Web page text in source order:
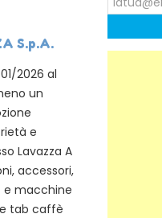
S.p.A.
2026 al
un
e
Lavazza A
accessori,
e macchine
tab caffè